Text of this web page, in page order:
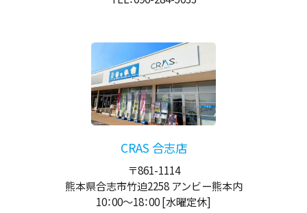
CRAS 合志店
〒861-1114
熊本県合志市竹迫2258 アンビー熊本内
10：00～18：00[水曜定休]